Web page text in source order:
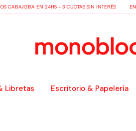
GBA EN 24HS - 3 CUOTAS SIN INTERÉS ENVÍOS
Libretas Escritorio & Papelería